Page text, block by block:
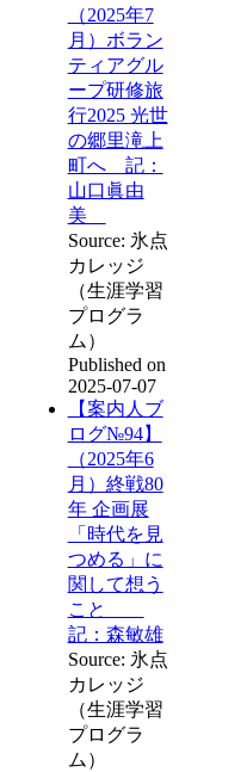
（2025年7
月）ボラン
ティアグル
ープ研修旅
行2025 光世
の郷里滝上
町へ 記：
山口眞由
美
Source: 氷点
カレッジ
（生涯学習
プログラ
ム）
Published on
2025-07-07
【案内人ブ
ログ№94】
（2025年6
月）終戦80
年 企画展
「時代を見
つめる」に
関して想う
こと
記：森敏雄
Source: 氷点
カレッジ
（生涯学習
プログラ
ム）